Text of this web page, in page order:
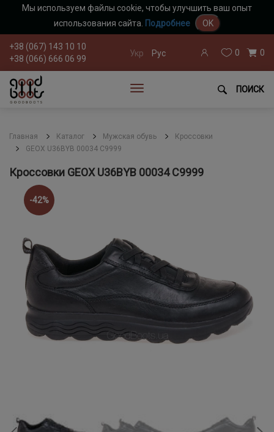
Мы используем файлы cookie, чтобы улучшить ваш опыт
использования сайта. Подробнее OK
+38 (067) 143 10 10
+38 (066) 666 06 99
Укр Рус 0 0
ПОИСК
Главная Каталог Мужская обувь
Кроссовки
GEOX U36BYB 00034 C9999
Кроссовки GEOX U36BYB 00034 C9999
-42%